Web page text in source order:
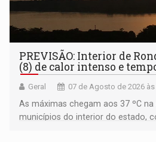
PREVISÃO: Interior de
(8) de calor intenso e
Geral 07 de Agosto de 2026 às
As máximas chegam aos 37 ºC
municípios do interior do estado,